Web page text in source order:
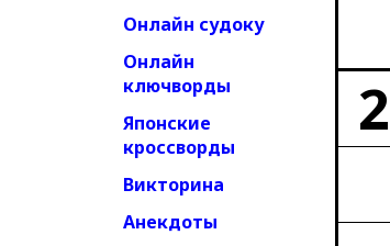
Онлайн судоку
Онлайн
ключворды
Японские
кроссворды
Викторина
Анекдоты
2